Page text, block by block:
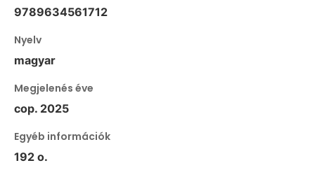
9789634561712
Nyelv
magyar
Megjelenés éve
cop. 2025
Egyéb információk
192 o.